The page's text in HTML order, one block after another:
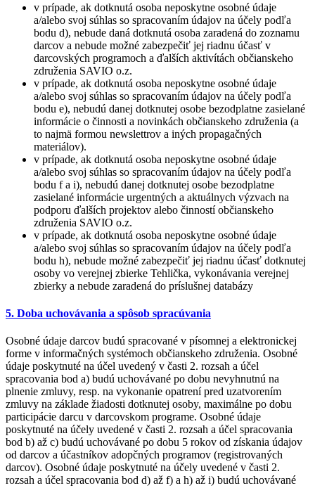
v prípade, ak dotknutá osoba neposkytne osobné údaje
a/alebo svoj súhlas so spracovaním údajov na účely podľa
bodu d), nebude daná dotknutá osoba zaradená do zoznamu
darcov a nebude možné zabezpečiť jej riadnu účasť v
darcovských programoch a ďalších aktivítách občianskeho
združenia SAVIO o.z.
v prípade, ak dotknutá osoba neposkytne osobné údaje
a/alebo svoj súhlas so spracovaním údajov na účely podľa
bodu e), nebudú danej dotknutej osobe bezodplatne zasielané
informácie o činnosti a novinkách občianskeho združenia (a
to najmä formou newslettrov a iných propagačných
materiálov).
v prípade, ak dotknutá osoba neposkytne osobné údaje
a/alebo svoj súhlas so spracovaním údajov na účely podľa
bodu f a i), nebudú danej dotknutej osobe bezodplatne
zasielané informácie urgentných a aktuálnych výzvach na
podporu ďalších projektov alebo činností občianskeho
združenia SAVIO o.z.
v prípade, ak dotknutá osoba neposkytne osobné údaje
a/alebo svoj súhlas so spracovaním údajov na účely podľa
bodu h), nebude možné zabezpečiť jej riadnu účasť dotknutej
osoby vo verejnej zbierke Tehlička, vykonávania verejnej
zbierky a nebude zaradená do príslušnej databázy
5. Doba uchovávania a spôsob spracúvania
Osobné údaje darcov budú spracované v písomnej a elektronickej
forme v informačných systémoch občianskeho združenia. Osobné
údaje poskytnuté na účel uvedený v časti 2. rozsah a účel
spracovania bod a) budú uchovávané po dobu nevyhnutnú na
plnenie zmluvy, resp. na vykonanie opatrení pred uzatvorením
zmluvy na základe žiadosti dotknutej osoby, maximálne po dobu
participácie darcu v darcovskom programe. Osobné údaje
poskytnuté na účely uvedené v časti 2. rozsah a účel spracovania
bod b) až c) budú uchovávané po dobu 5 rokov od získania údajov
od darcov a účastníkov adopčných programov (registrovaných
darcov). Osobné údaje poskytnuté na účely uvedené v časti 2.
rozsah a účel spracovania bod d) až f) a h) až i) budú uchovávané